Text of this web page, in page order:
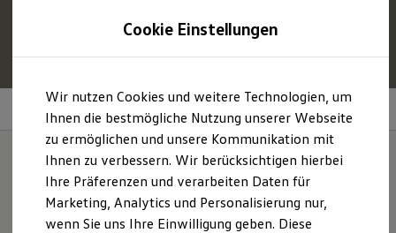
Hauptinhalt
springen
Footer
springen
Profitieren Sie von bis zu6.000 € 1
VolkswagenID. oder
Hybridmodelle.
Mehr zur E‑Auto-Förderung
Modelle und Konfigurator
Konfigurator
Modelle vergleichen
Konfiguration laden
Autosuche
Elektroautos
Keyless Access
Hände frei für mehr
Cookie Einstellungen
Wir nutzen Cookies und weitere Technologien, um
Ihnen die bestmögliche Nutzung unserer Webseite
zu ermöglichen und unsere Kommunikation mit
Ihnen zu verbessern. Wir berücksichtigen hierbei
Ihre Präferenzen und verarbeiten Daten für
Marketing, Analytics und Personalisierung nur,
wenn Sie uns Ihre Einwilligung geben. Diese